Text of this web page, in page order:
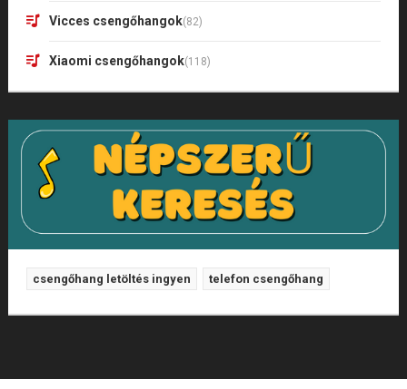
Vicces csengőhangok(82)
Xiaomi csengőhangok(118)
csengőhang letöltés ingyen telefon csengőhang